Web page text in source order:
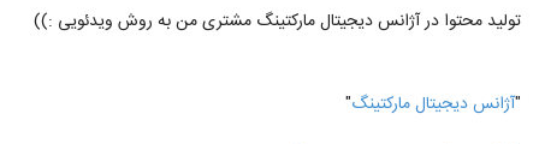
تولید محتوا در آژانس دیجیتال مارکتینگ مشتری من به روش ویدئویی :))
"آژانس دیجیتال مارکتینگ"